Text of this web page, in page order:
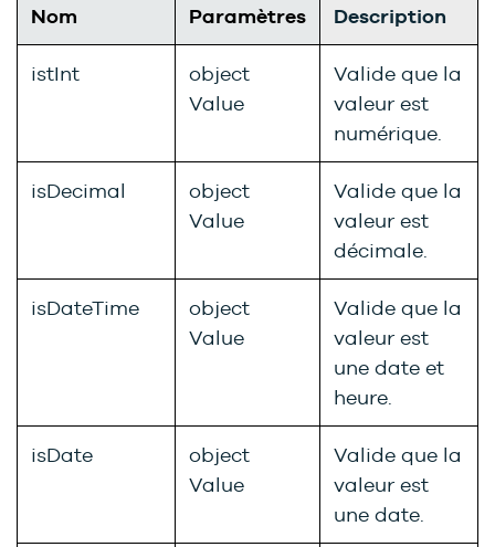
Nom Paramètres Description
istInt
object
Value
Valide que la
valeur est
numérique.
isDecimal
object
Value
Valide que la
valeur est
décimale.
isDateTime
object
Value
Valide que la
valeur est
une date et
heure.
isDate
object
Value
Valide que la
valeur est
une date.